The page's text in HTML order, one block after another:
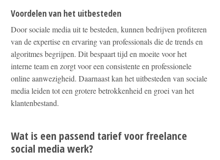
Voordelen van het uitbesteden
Door sociale media uit te besteden, kunnen bedrijven profiteren
van de expertise en ervaring van professionals die de trends en
algoritmes begrijpen. Dit bespaart tijd en moeite voor het
interne team en zorgt voor een consistente en professionele
online aanwezigheid. Daarnaast kan het uitbesteden van sociale
media leiden tot een grotere betrokkenheid en groei van het
klantenbestand.
Wat is een passend tarief voor freelance
social media werk?